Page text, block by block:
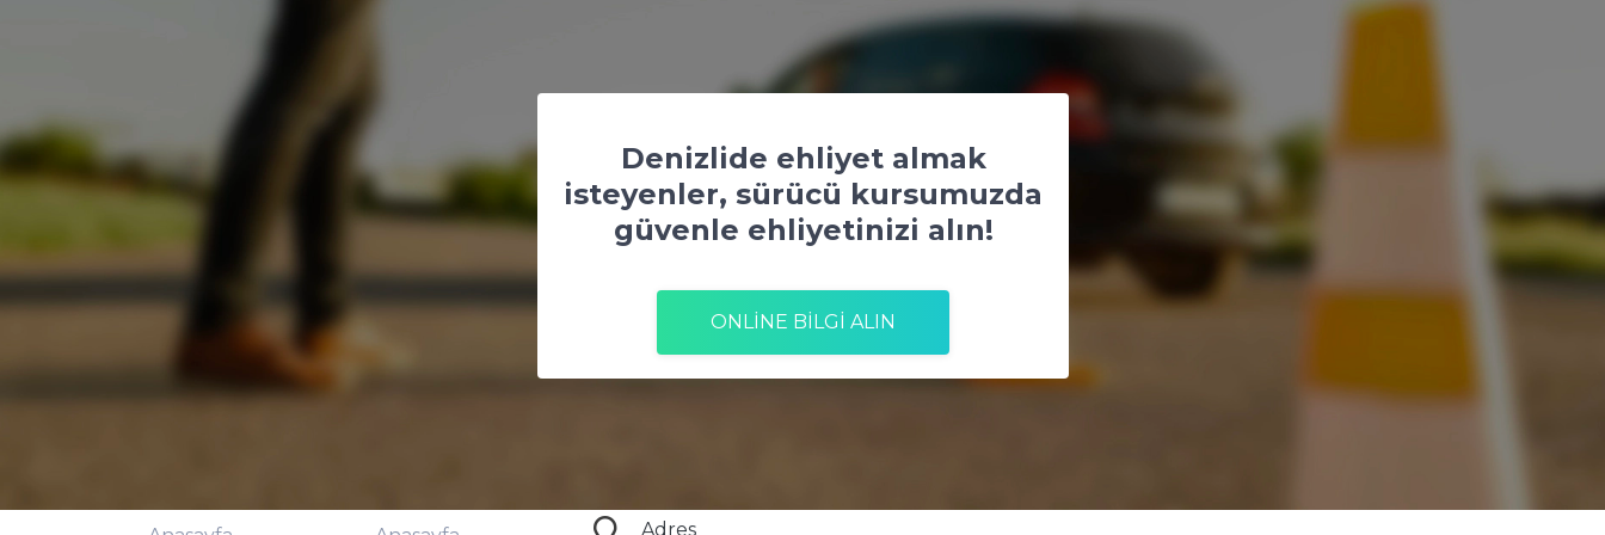
Denizlide ehliyet almak
isteyenler, sürücü kursumuzda
güvenle ehliyetinizi alın!
ONLİNE BİLGİ ALIN
Adres